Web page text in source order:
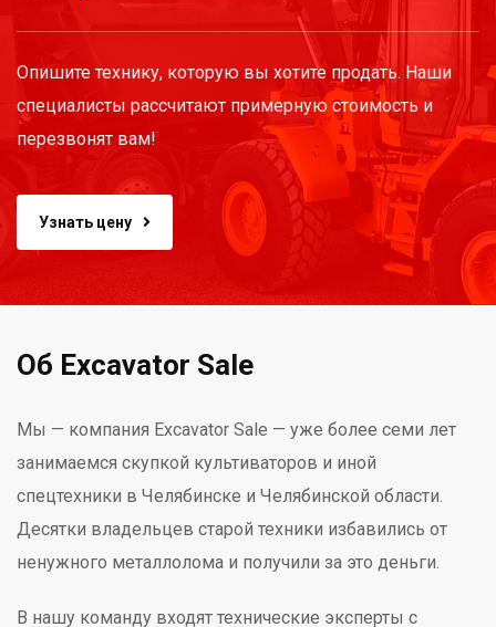
Опишите технику, которую вы хотите продать. Наши
специалисты рассчитают примерную стоимость и
перезвонят вам!
Узнать цену
Об Excavator Sale
Мы — компания Excavator Sale — уже более семи лет
занимаемся скупкой культиваторов и иной
спецтехники в Челябинске и Челябинской области.
Десятки владельцев старой техники избавились от
ненужного металлолома и получили за это деньги.
В нашу команду входят технические эксперты с